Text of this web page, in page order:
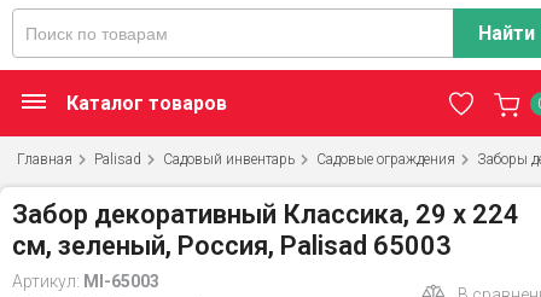
Найти
Каталог товаров
Главная Palisad Садовый инвентарь Садовые ограждения Заборы
Забор декоративный Классика, 29 х 224
см, зеленый, Россия, Palisad 65003
Артикул: MI-65003